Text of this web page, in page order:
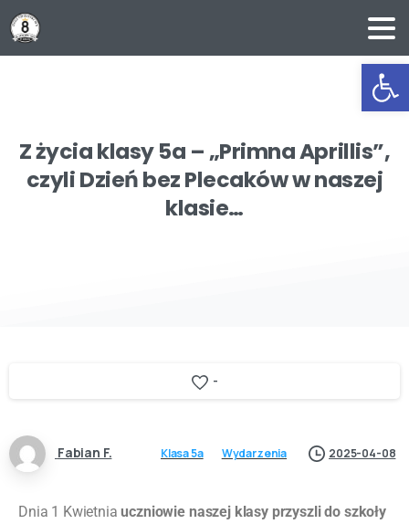
Zżyciaklasy5a – „PrimnaAprillis”,
czyliDzieńbezPlecakówwnaszej
klasie…
-
Fabian F. Klasa 5a Wydarzenia 2025-04-08
Dnia 1 Kwietniauczniowie naszej klasy przyszli do szkoły